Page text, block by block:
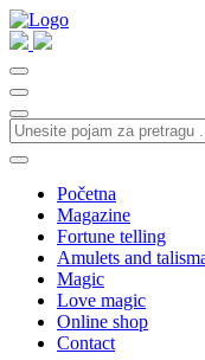
Početna
Magazine
Fortune telling
Amulets and
Magic
Love magic
Online shop
Contact